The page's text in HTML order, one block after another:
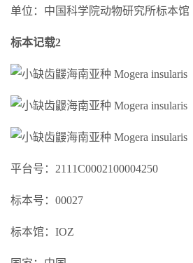
单位：中国科学院动物研究所标本馆
标本记载2
平台号：2111C0002100004250
标本号：00027
标本馆：IOZ